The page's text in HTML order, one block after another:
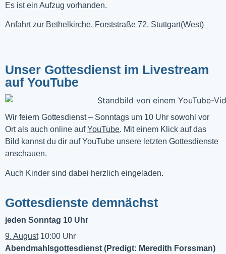
Es ist ein Aufzug vorhanden.
Anfahrt zur Bethelkirche, Forststraße 72, Stuttgart(West)
Unser Gottesdienst im Livestream
auf YouTube
Wir feiern Gottesdienst – Sonntags um 10 Uhr sowohl vor
Ort als auch online auf YouTube. Mit einem Klick auf das
Bild kannst du dir auf YouTube unsere letzten Gottesdienste
anschauen.
Auch Kinder sind dabei herzlich eingeladen.
Gottesdienste demnächst
jeden Sonntag 10 Uhr
9. August10:00 Uhr
Abendmahlsgottesdienst (Predigt: Meredith Forssman)